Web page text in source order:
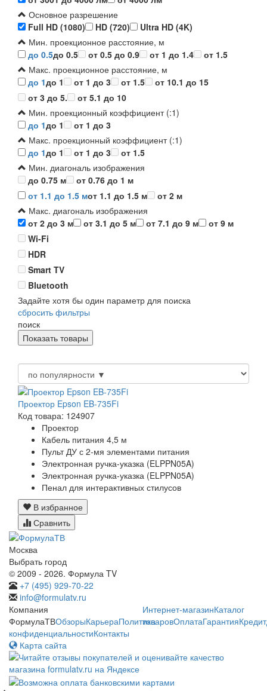
Основное разрешение
Full HD (1080)
HD (720)
Ultra HD (4K)
Мин. проекционное расстояние, м
до 0.5до 0.5 от 0.5 до 0.9 от 1 до 1.4
от 1.5
Макс. проекционное расстояние, м
до 1до 1 от 1 до 3 от 1.5
от 10.1 до 15
от 3 до 5.
от 5.1 до 10
Мин. проекционный коэффициент (:1)
до 1до 1
от 1 до 3
Макс. проекционный коэффициент (:1)
до 1до 1 от 1 до 3
от 1.5
Мин. диагональ изображения
до 0.75 м
от 0.76 до 1 м
от 1.1 до 1.5 мот 1.1 до 1.5 м
от 2 м
Макс. диагональ изображения
от 2 до 3 м
от 3.1 до 5 м от 7.1 до 9 м
от 9 м
Wi-Fi
HDR
Smart TV
Bluetooth
Задайте хотя бы один параметр для поиска
сбросить фильтры
поиск
Проектор Epson EB-735Fi
Код товара: 124907
Проектор
Кабель питания 4,5 м
Пульт ДУ с 2-мя элементами питания
Электронная ручка-указка (ELPPN05A)
Электронная ручка-указка (ELPPN05A)
Пенал для интерактивных стилусов
В избранное
Сравнить
Москва
Выбрать город
© 2009 - 2026. Формула TV
+7 (495) 929-70-22
info@formulatv.ru
Компания
ФормулаТВОбзорыКарьераПолитика
конфиденциальностиКонтакты
Интернет-магазинКаталог
товаровОплатаГарантияКредит
Карта сайта